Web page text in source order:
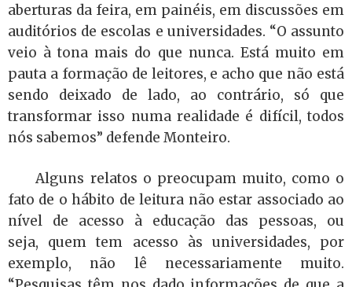
aberturas da feira, em painéis, em discussões em
auditórios de escolas e universidades. “O assunto
veio à tona mais do que nunca. Está muito em
pauta a formação de leitores, e acho que não está
sendo deixado de lado, ao contrário, só que
transformar isso numa realidade é difícil, todos
nós sabemos” defende Monteiro.
Alguns relatos o preocupam muito, como o
fato de o hábito de leitura não estar associado ao
nível de acesso à educação das pessoas, ou
seja, quem tem acesso às universidades, por
exemplo, não lê necessariamente muito.